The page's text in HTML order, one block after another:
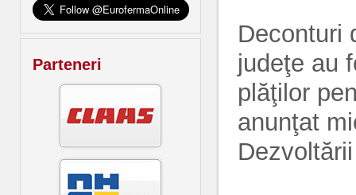
Parteneri
Deconturi
judeţe au
plăţilor
anunţat